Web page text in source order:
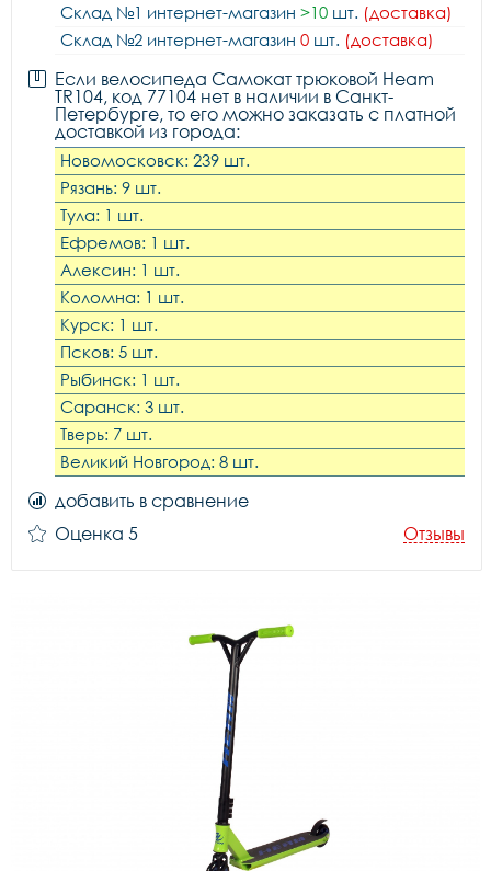
Склад №1 интернет-магазин >10 шт. (доставка)
Склад №2 интернет-магазин 0 шт. (доставка)
Если велосипеда Самокат трюковой Heam
TR104, код 77104 нет в наличии в Санкт-
Петербурге, то его можно заказать с платной
доставкой из города:
Новомосковск: 239 шт.
Рязань: 9 шт.
Тула: 1 шт.
Ефремов: 1 шт.
Алексин: 1 шт.
Коломна: 1 шт.
Курск: 1 шт.
Псков: 5 шт.
Рыбинск: 1 шт.
Саранск: 3 шт.
Тверь: 7 шт.
Великий Новгород: 8 шт.
добавить в сравнение
Оценка 5
Отзывы